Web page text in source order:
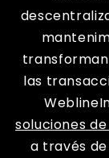
las
soluciones
a través